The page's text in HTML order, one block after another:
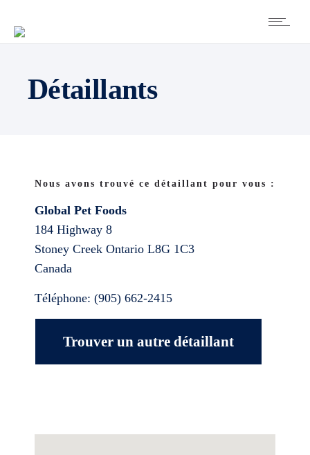
Détaillants
Nous avons trouvé ce détaillant pour vous :
Global Pet Foods
184 Highway 8
Stoney Creek Ontario L8G 1C3
Canada
Téléphone: (905) 662-2415
Trouver un autre détaillant